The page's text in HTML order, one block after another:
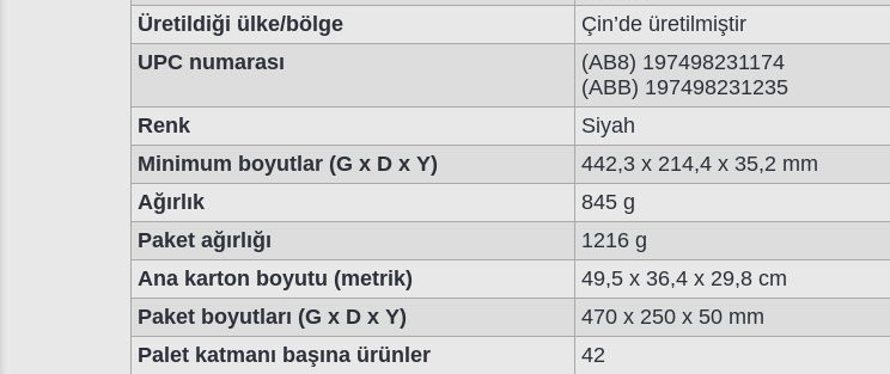
Üretildiği ülke/bölge
Çin’de üretilmiştir
UPC numarası
(AB8) 197498231174
(ABB) 197498231235
Renk
Siyah
Minimum boyutlar (G x D x Y)
442,3 x 214,4 x 35,2 mm
Ağırlık
845 g
Paket ağırlığı
1216 g
Ana karton boyutu (metrik)
49,5 x 36,4 x 29,8 cm
Paket boyutları (G x D x Y)
470 x 250 x 50 mm
Palet katmanı başına ürünler
42